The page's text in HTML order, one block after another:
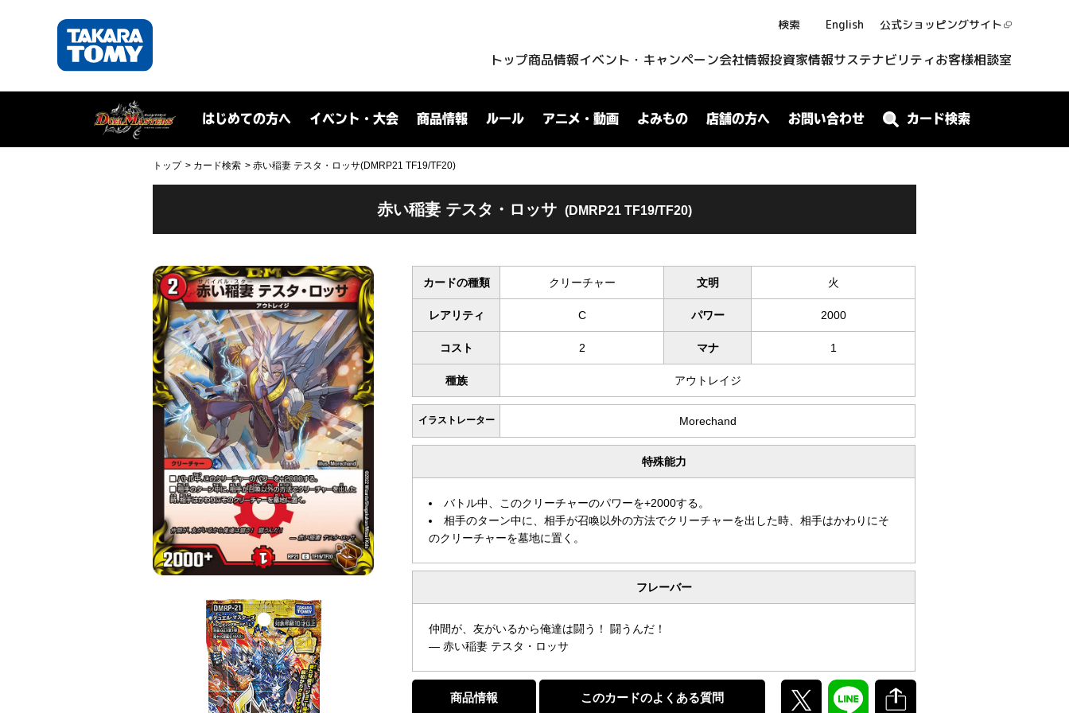
検索 English 公式ショッピングサイト
トップ商品情報イベント・キャンペーン会社情報投資家情報サステナビリティお客様相談室
はじめての方へ イベント・大会 商品情報 ルール アニメ・動画 よみもの 店舗の方へ お問い合わせ カード検索
トップ カード検索 赤い稲妻 テスタ・ロッサ(DMRP21 TF19/TF20)
赤い稲妻 テスタ・ロッサ (DMRP21 TF19/TF20)
カードの種類 クリーチャー 文明 火
レアリティ C パワー 2000
コスト 2 マナ 1
種族 アウトレイジ
イラストレーター Morechand
特殊能力
バトル中、このクリーチャーのパワーを+2000する。
相手のターン中に、相手が召喚以外の方法でクリーチャーを出した時、相手はかわりにそ
のクリーチャーを墓地に置く。
フレーバー
仲間が、友がいるから俺達は闘う！ 闘うんだ！
— 赤い稲妻 テスタ・ロッサ
商品情報 このカードのよくある質問